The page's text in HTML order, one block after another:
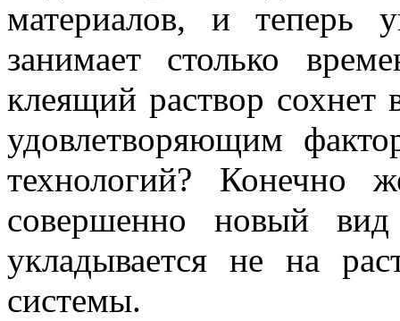
материалов, и теперь
занимает столько
клеящий раствор сохнет
удовлетворяющим
технологий? Конечно
совершенно новый
укладывается не на
системы.